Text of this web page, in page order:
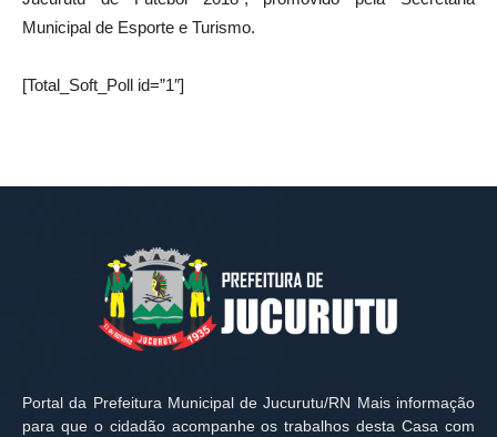
Municipal de Esporte e Turismo.
[Total_Soft_Poll id=”1″]
Portal da Prefeitura Municipal de Jucurutu/RN Mais informação
para que o cidadão acompanhe os trabalhos desta Casa com